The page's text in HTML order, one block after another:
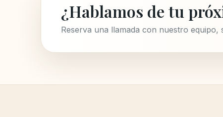
¿Hablamos de tu
Reserva una llamada con nuestro equipo,